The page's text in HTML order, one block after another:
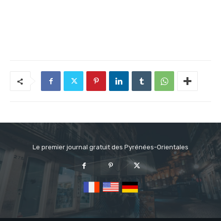
Le premier journal gratuit des Pyrénées-Orientales